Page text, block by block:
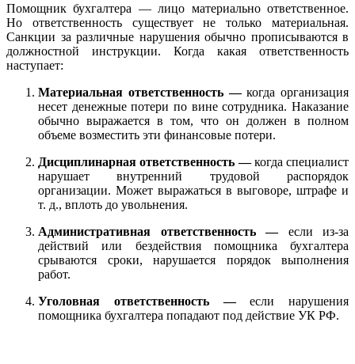
Помощник бухгалтера — лицо материально ответственное.
Но ответственность существует не только материальная.
Санкции за различные нарушения обычно прописываются в
должностной инструкции. Когда какая ответственность
наступает:
Материальная ответственность —когда организация
несет денежные потери по вине сотрудника. Наказание
обычно выражается в том, что он должен в полном
объеме возместить эти финансовые потери.
Дисциплинарная ответственность —когда специалист
нарушает внутренний трудовой распорядок
организации. Может выражаться в выговоре, штрафе и
т. д., вплоть до увольнения.
Административная ответственность —если из-за
действий или бездействия помощника бухгалтера
срываются сроки, нарушается порядок выполнения
работ.
Уголовная ответственность —если нарушения
помощника бухгалтера попадают под действие УК РФ.